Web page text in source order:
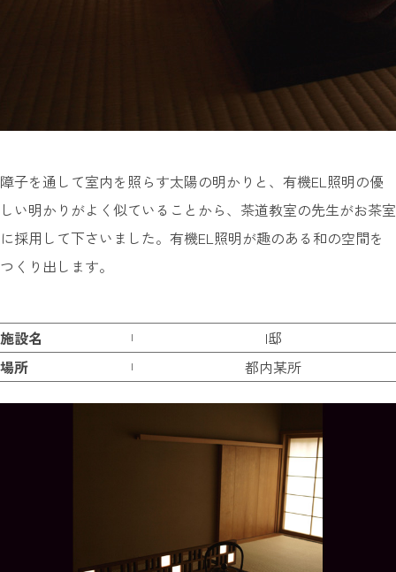
障子を通して室内を照らす太陽の明かりと、有機EL照明の優
しい明かりがよく似ていることから、茶道教室の先生がお茶室
に採用して下さいました。 有機EL照明が趣のある和の空間を
つくり出します。
施設名
I邸
場所
都内某所